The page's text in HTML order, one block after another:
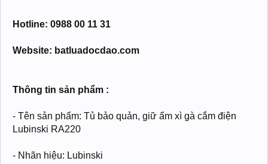
Hotline: 0988 00 11 31
Website: batluadocdao.com
Thông tin sản phẩm :
- Tên sản phẩm: Tủ bảo quản, giữ ẩm xì gà cắm điện
Lubinski RA220
- Nhãn hiệu: Lubinski